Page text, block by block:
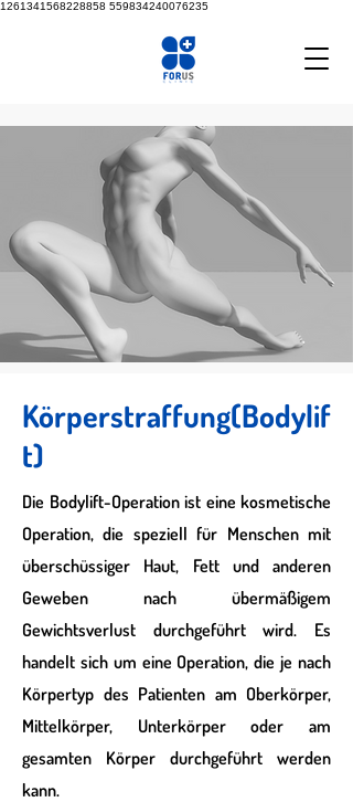
1261341568228858 559834240076235
Körperstraffung(Bodylif
t)
Die Bodylift-Operation ist eine kosmetische
Operation, die speziell für Menschen mit
überschüssiger Haut, Fett und anderen
Geweben nach übermäßigem
Gewichtsverlust durchgeführt wird. Es
handelt sich um eine Operation, die je nach
Körpertyp des Patienten am Oberkörper,
Mittelkörper, Unterkörper oder am
gesamten Körper durchgeführt werden
kann.